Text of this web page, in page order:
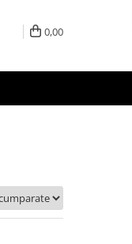
0,00